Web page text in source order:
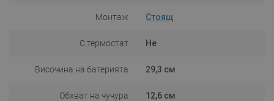
Монтаж Стоящ
С термостат Не
Височина на батерията 29,3 см
Обхват на чучура 12,6 см